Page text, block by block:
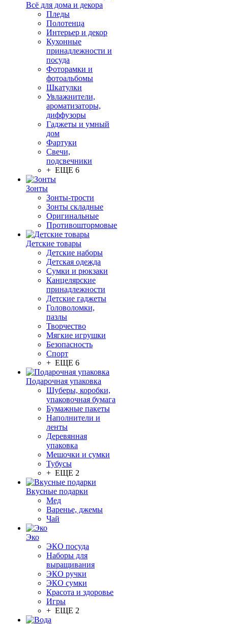
Всё для дома и декора
Пледы
Полотенца
Интерьер и декор
Кухонные
принадлежности и
посуда
Фоторамки и
фотоальбомы
Шкатулки
Увлажнители,
ароматизаторы,
диффузоры
Гаджеты и умный
дом
Фартуки
Свечи,
подсвечники
+ ЕЩЕ 6
Зонты
Зонты-трости
Зонты складные
Оригинальные
Противоштормовые
Детские товары
Детские наборы
Детская одежда
Сумки и рюкзаки
Канцелярские
принадлежности
Детские гаджеты
Головоломки,
пазлы
Творчество
Мягкие игрушки
Безопасность
Спорт
+ ЕЩЕ 6
Подарочная упаковка
Шуберы, коробки,
упаковочная бумага
Бумажные пакеты
Наполнители и
ленты
Деревянная
упаковка
Мешочки и сумки
Тубусы
+ ЕЩЕ 2
Вкусные подарки
Мед
Варенье, джемы
Чай
Эко
ЭКО посуда
Наборы для
выращивания
ЭКО ручки
ЭКО сумки
Красота и здоровье
Игры
+ ЕЩЕ 2